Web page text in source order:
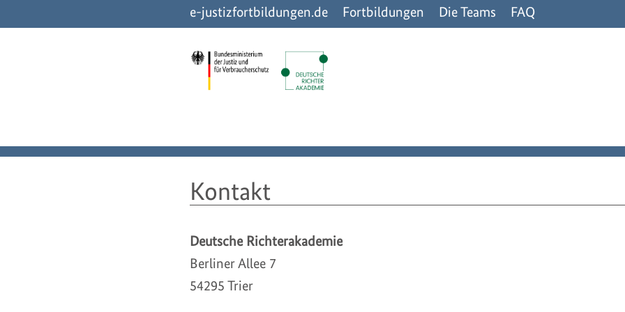
e-justizfortbildungen.de Fortbildungen Die Teams FAQ
Kontakt
Deutsche Richterakademie
Berliner Allee 7
54295 Trier